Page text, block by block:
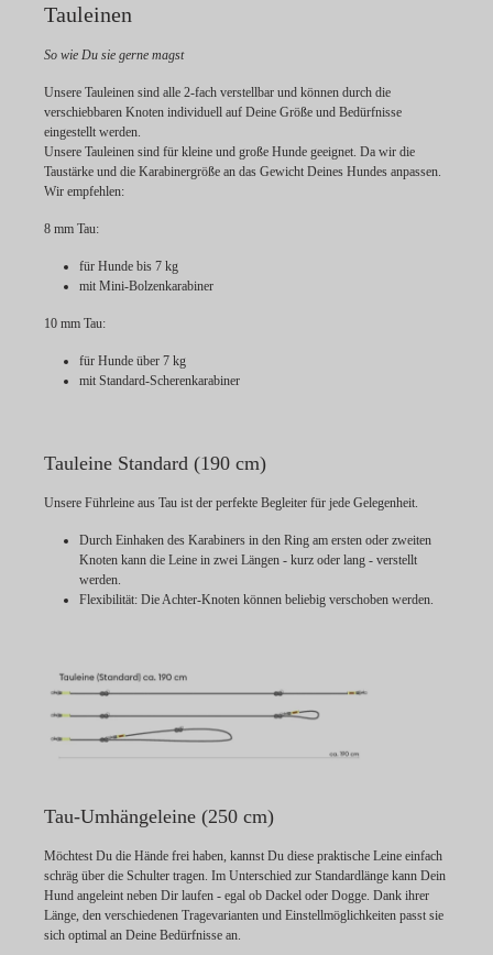
Tauleinen
So wie Du sie gerne magst
Unsere Tauleinen sind alle 2-fach verstellbar und können durch die
verschiebbaren Knoten individuell auf Deine Größe und Bedürfnisse
eingestellt werden.
Unsere Tauleinen sind für kleine und große Hunde geeignet. Da wir die
Taustärke und die Karabinergröße an das Gewicht Deines Hundes anpassen.
Wir empfehlen:
8 mm Tau:
für Hunde bis 7 kg
mit Mini-Bolzenkarabiner
10 mm Tau:
für Hunde über 7 kg
mit Standard-Scherenkarabiner
Tauleine Standard (190 cm)
Unsere Führleine aus Tau ist der perfekte Begleiter für jede Gelegenheit.
Durch Einhaken des Karabiners in den Ring am ersten oder zweiten
Knoten kann die Leine in zwei Längen - kurz oder lang - verstellt
werden.
Flexibilität: Die Achter-Knoten können beliebig verschoben werden.
Tau-Umhängeleine (250 cm)
Möchtest Du die Hände frei haben, kannst Du diese praktische Leine einfach
schräg über die Schulter tragen. Im Unterschied zur Standardlänge kann Dein
Hund angeleint neben Dir laufen - egal ob Dackel oder Dogge. Dank ihrer
Länge, den verschiedenen Tragevarianten und Einstellmöglichkeiten passt sie
sich optimal an Deine Bedürfnisse an.